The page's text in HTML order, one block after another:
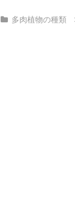
多肉植物の種類